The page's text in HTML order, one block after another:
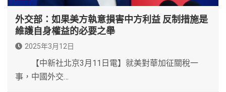
外交部：如果美方執意損害中方利益 反制措施是
維護自身權益的必要之舉
2025年3月12日
【中新社北京3月11日電】就美對華加征關稅一
事，中國外交…